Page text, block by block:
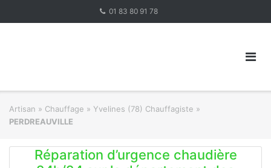
01 83 80 91 78
Artisan » Chauffage » Yvelines (78) Chauffagiste »
PERDREAUVILLE
Réparation d’urgence chaudière